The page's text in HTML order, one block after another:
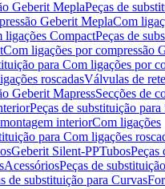
Geberit MeplaPeças de
Geberit MeplaCom
ligações CompactPeças de
Com ligações por compressão
para Com ligações por
roscadasVálvulas de
Geberit MapressSecções de
Peças de substituição para
interiorCom ligações
para Com ligações
Geberit Silent-PPTubosPeças
AcessóriosPeças de
de substituição para Curvas